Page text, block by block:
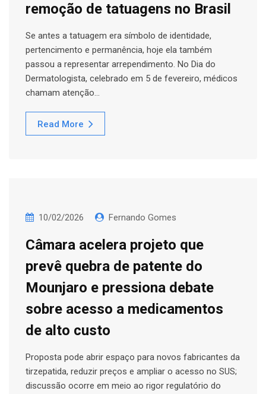
remoção de tatuagens no Brasil
Se antes a tatuagem era símbolo de identidade,
pertencimento e permanência, hoje ela também
passou a representar arrependimento. No Dia do
Dermatologista, celebrado em 5 de fevereiro, médicos
chamam atenção…
Read More
10/02/2026 Fernando Gomes
Câmara acelera projeto que
prevê quebra de patente do
Mounjaro e pressiona debate
sobre acesso a medicamentos
de alto custo
Proposta pode abrir espaço para novos fabricantes da
tirzepatida, reduzir preços e ampliar o acesso no SUS;
discussão ocorre em meio ao rigor regulatório do